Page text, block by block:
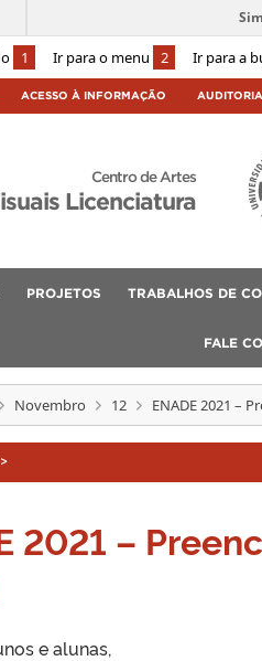
1 Ir para o menu 2 Ir para a
ACESSO À INFORMAÇÃO AUDITORIA
Centro de Artes
Licenciatura
PROJETOS TRABALHOS DE
FALE
Novembro 12 ENADE 2021 –
>
2021 –
e alunas,